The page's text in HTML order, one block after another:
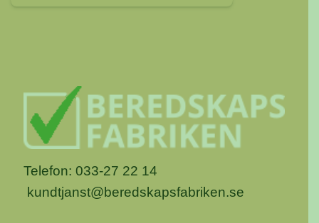
Telefon: 033-27 22 14
kundtjanst@beredskapsfabriken.se